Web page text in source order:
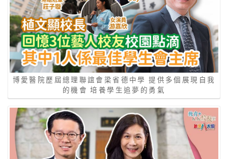
博愛醫院歷屆總理聯誼會梁省德中學 提供多個展現自我
的機會 培養學生追夢的勇氣